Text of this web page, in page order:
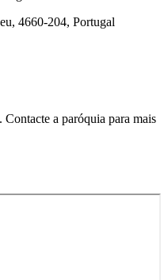
4660-204, Portugal
Contacte a paróquia para mais